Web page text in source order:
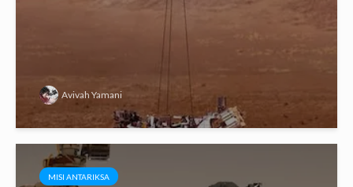
Avivah Yamani
MISI ANTARIKSA